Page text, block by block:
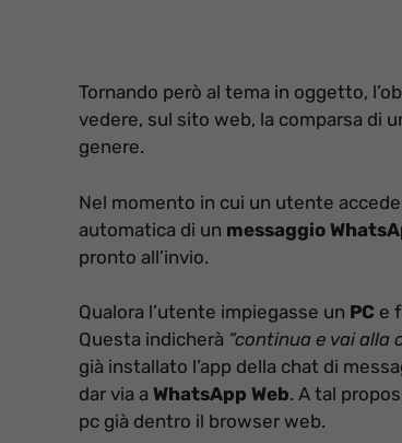
Tornando però al tema in oggetto,
vedere, sul sito web, la comparsa di
genere.
Nel momento in cui un utente
automatica di un messaggio
pronto all’invio.
Qualora l’utente impiegasse un PC e
Questa indicherà “continua e vai alla
già installato l’app della chat di
dar via a WhatsApp Web. A tal
pc già dentro il browser web.